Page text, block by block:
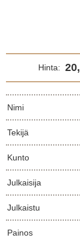
Hinta:
Nimi
Tekijä
Kunto
Julkaisija
Julkaistu
Painos